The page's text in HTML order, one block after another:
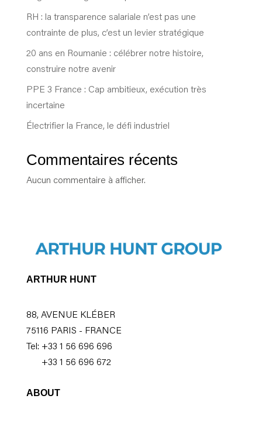
RH : la transparence salariale n’est pas une
contrainte de plus, c’est un levier stratégique
20 ans en Roumanie : célébrer notre histoire,
construire notre avenir
PPE 3 France : Cap ambitieux, exécution très
incertaine
Électrifier la France, le défi industriel
Commentaires récents
Aucun commentaire à afficher.
ARTHUR HUNT
88, AVENUE KLÉBER
75116 PARIS - FRANCE
Tel: +33 1 56 696 696
+33 1 56 696 672
ABOUT